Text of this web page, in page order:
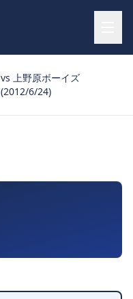
vs 上野原ボーイズ
(2012/6/24)